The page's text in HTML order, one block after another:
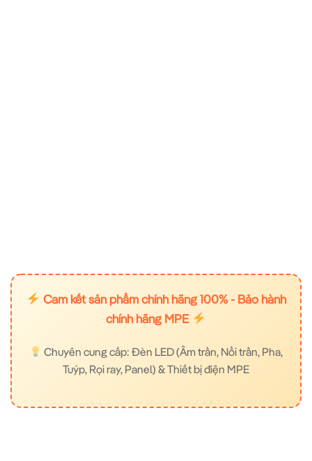
Cam kết sản phẩm chính hãng 100% - Bảo hành
chính hãng MPE
Chuyên cung cấp: Đèn LED (Âm trần, Nổi trần, Pha,
Tuýp, Rọi ray, Panel) & Thiết bị điện MPE